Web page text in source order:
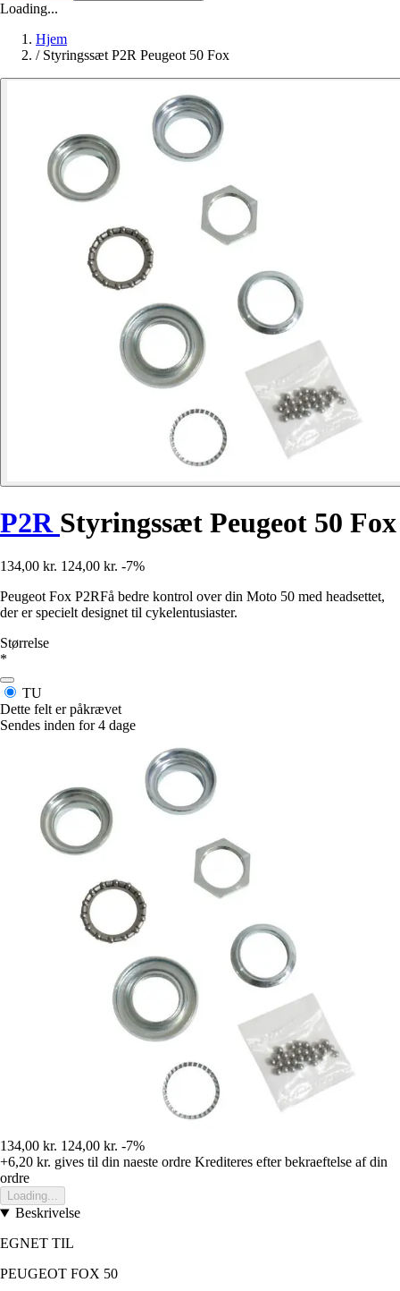
Loading...
Hjem
/ Styringssæt P2R Peugeot 50 Fox
P2R Styringssæt Peugeot 50 Fox
134,00 kr. 124,00 kr. -7%
Peugeot Fox P2RFå bedre kontrol over din Moto 50 med headsettet,
der er specielt designet til cykelentusiaster.
Størrelse
*
TU
Dette felt er påkrævet
Sendes inden for 4 dage
134,00 kr. 124,00 kr. -7%
+6,20 kr. gives til din naeste ordre Krediteres efter bekraeftelse af din
ordre
Loading...
Beskrivelse
EGNET TIL
PEUGEOT FOX 50